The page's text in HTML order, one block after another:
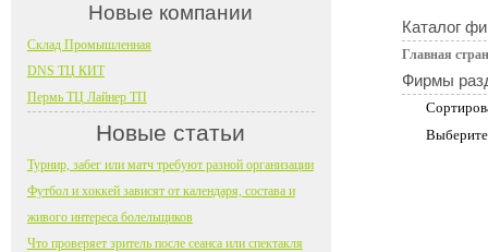
Каталог
Главная
Фирмы
Новые компании
Склад Промышленная
DNS ТЦ КИТ
Пермь ТЦ Лайнер ТП
Новые статьи
Турнир, забег или матч требуют разной организации
Футбол и хоккей зависят от календаря, состава и
живого интереса болельщиков
Что проверяет зритель после сеанса или спектакля